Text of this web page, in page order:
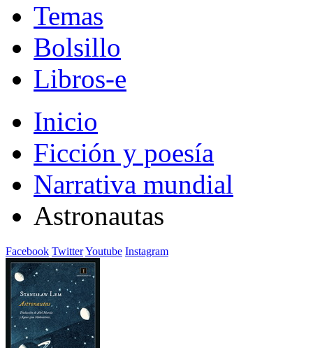
Temas
Bolsillo
Libros-e
Inicio
Ficción y poesía
Narrativa mundial
Astronautas
Facebook TwitterYoutube Instagram